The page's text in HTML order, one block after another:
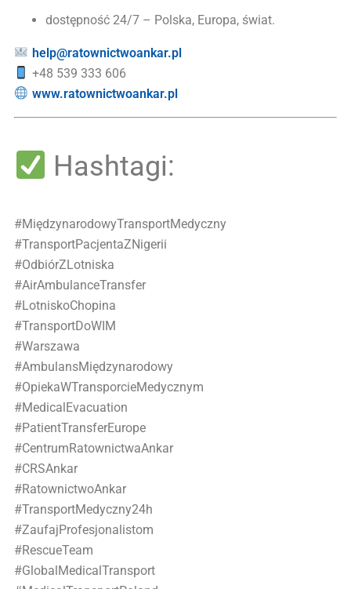
dostępność 24/7 – Polska, Europa, świat.
help@ratownictwoankar.pl
+48 539 333 606
www.ratownictwoankar.pl
Hashtagi:
#MiędzynarodowyTransportMedyczny
#TransportPacjentaZNigerii
#OdbiórZLotniska
#AirAmbulanceTransfer
#LotniskoChopina
#TransportDoWIM
#Warszawa
#AmbulansMiędzynarodowy
#OpiekaWTransporcieMedycznym
#MedicalEvacuation
#PatientTransferEurope
#CentrumRatownictwaAnkar
#CRSAnkar
#RatownictwoAnkar
#TransportMedyczny24h
#ZaufajProfesjonalistom
#RescueTeam
#GlobalMedicalTransport